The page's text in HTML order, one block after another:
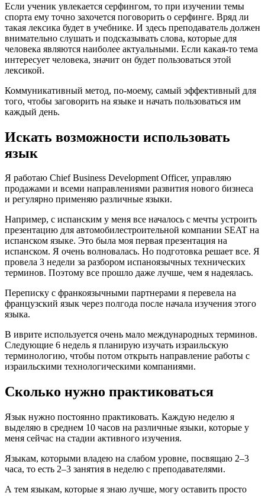
Если ученик увлекается серфингом, то при изучении темы
спорта ему точно захочется поговорить о серфинге. Вряд ли
такая лексика будет в учебнике. И здесь преподаватель должен
внимательно слушать и подсказывать слова, которые для
человека являются наиболее актуальными. Если какая-то тема
интересует человека, значит он будет пользоваться этой
лексикой.
Коммуникативный метод, по-моему, самый эффективный для
того, чтобы заговорить на языке и начать пользоваться им
каждый день.
Искать возможности использовать
язык
Я работаю Chief Business Development Officer, управляю
продажами и всеми направлениями развития нового бизнеса
и регулярно применяю различные языки.
Например, с испанским у меня все началось с мечты устроить
презентацию для автомобилестроительной компании SEAT на
испанском языке. Это была моя первая презентация на
испанском. Я очень волновалась. Но подготовка решает все. Я
провела 3 недели за разбором испаноязычных технических
терминов. Поэтому все прошло даже лучше, чем я надеялась.
Переписку с франкоязычными партнерами я перевела на
французский язык через полгода после начала изучения этого
языка.
В иврите используется очень мало международных терминов.
Следующие 6 недель я планирую изучать израильскую
терминологию, чтобы потом открыть направление работы с
израильскими технологическими компаниями.
Сколько нужно практиковаться
Язык нужно постоянно практиковать. Каждую неделю я
выделяю в среднем 10 часов на различные языки, которые у
меня сейчас на стадии активного изучения.
Языкам, которыми владею на слабом уровне, посвящаю 2–3
часа, то есть 2–3 занятия в неделю с преподавателями.
А тем языкам, которые я знаю лучше, могу оставить просто